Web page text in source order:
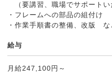
（要講習、職場でサポートい
・フレームへの部品の組付け
・作業手順書の整備、改版 な
給与
月給247,100円～